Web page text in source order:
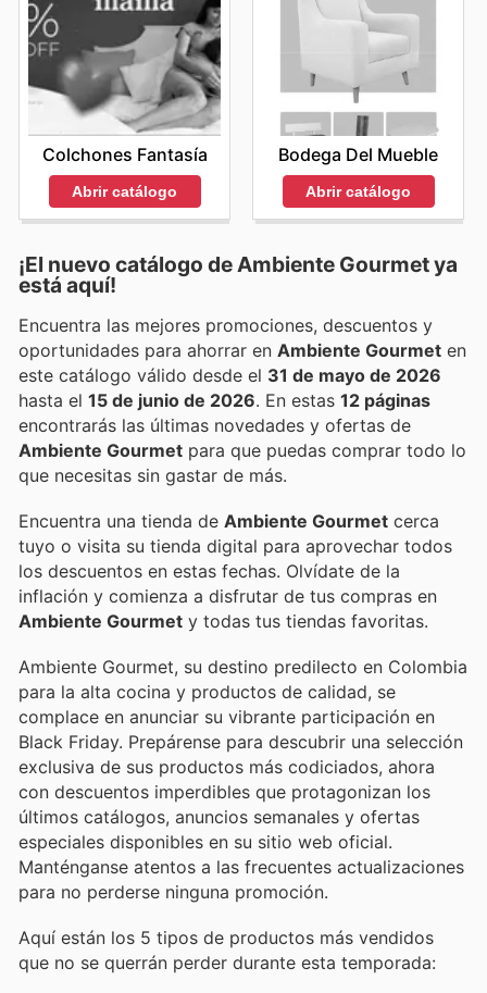
Colchones Fantasía
Abrir catálogo
Bodega Del Mueble
Abrir catálogo
¡El nuevo catálogo de Ambiente Gourmetya
está aquí!
Encuentra las mejores promociones, descuentos y
oportunidades para ahorrar en Ambiente Gourmet en
este catálogo válido desde el 31 de mayo de 2026
hasta el 15 de junio de 2026 . En estas 12 páginas
encontrarás las últimas novedades y ofertas de
Ambiente Gourmet para que puedas comprar todo lo
que necesitas sin gastar de más.
Encuentra una tienda de Ambiente Gourmet cerca
tuyo o visita su tienda digital para aprovechar todos
los descuentos en estas fechas. Olvídate de la
inflación y comienza a disfrutar de tus compras en
Ambiente Gourmet y todas tus tiendas favoritas.
Ambiente Gourmet, su destino predilecto en Colombia
para la alta cocina y productos de calidad, se
complace en anunciar su vibrante participación en
Black Friday. Prepárense para descubrir una selección
exclusiva de sus productos más codiciados, ahora
con descuentos imperdibles que protagonizan los
últimos catálogos, anuncios semanales y ofertas
especiales disponibles en su sitio web oficial.
Manténganse atentos a las frecuentes actualizaciones
para no perderse ninguna promoción.
Aquí están los 5 tipos de productos más vendidos
que no se querrán perder durante esta temporada: